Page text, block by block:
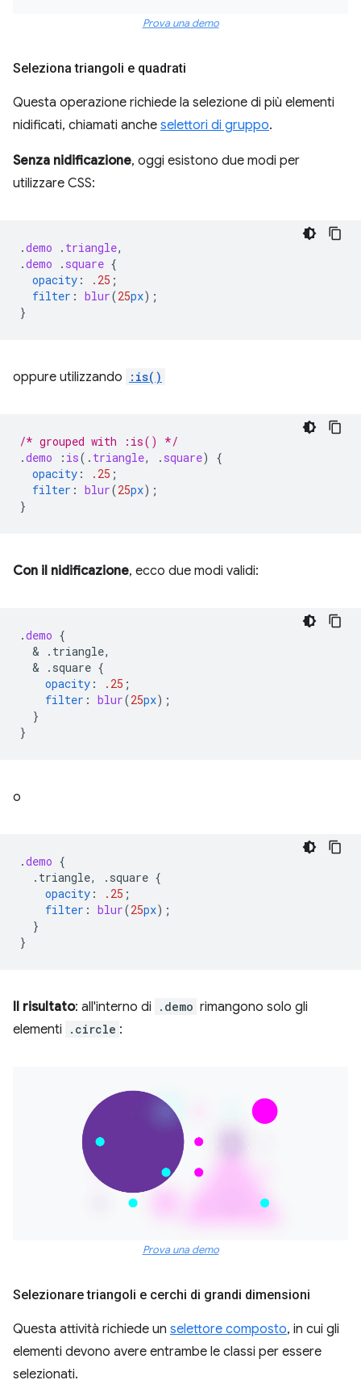
Prova una demo
Seleziona triangoli e quadrati
Questa operazione richiede la selezione di più elementi
nidificati, chiamati anche selettori di gruppo.
Senza nidificazione, oggi esistono due modi per
utilizzare CSS:
.demo . triangle,
.demo . square {
opacity : .25 ;
filter : blur(25px);
}
oppure utilizzando :is()
/* grouped with :is() */
.demo : is( . triangle, . square)
{
opacity : .25 ;
filter : blur(25px);
}
Con il nidificazione, ecco due modi validi:
.demo {
  &
.triangle,
  &
.square {
opacity : .25 ;
filter : blur(25px);
}
}
o
.demo {
.triangle,
.square {
opacity : .25 ;
filter : blur(25px);
}
}
Il risultato: all'interno di .demo rimangono solo gli
elementi
.circle :
Prova una demo
Selezionare triangoli e cerchi di grandi dimensioni
Questa attività richiede un selettore composto, in cui gli
elementi devono avere entrambe le classi per essere
selezionati.